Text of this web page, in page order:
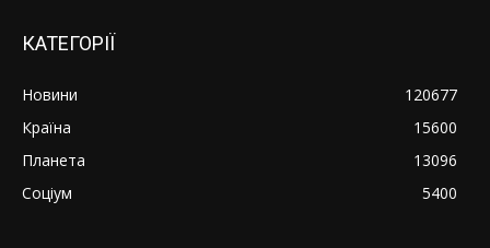
КАТЕГОРІЇ
Новини
120677
Країна
15600
Планета
13096
Соціум
5400